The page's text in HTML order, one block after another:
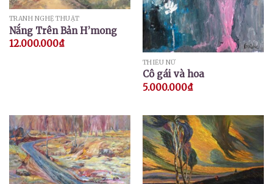
TRANH NGHỆ THUẬT
Nắng Trên Bản H’mong
12.000.000₫
THIẾU NỮ
Cô gái và hoa
5.000.000₫